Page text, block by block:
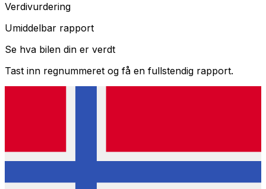
Verdivurdering
Umiddelbar rapport
Se hva bilen din er verdt
Tast inn regnummeret og få en fullstendig rapport.